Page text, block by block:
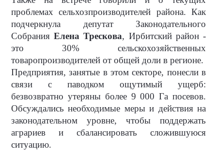
проблемах сельхозпроизводителей района. Как
подчеркнула депутат Законодательного
Собрания Елена Трескова, Ирбитский район -
это 30% сельскохозяйственных
товаропроизводителей от общей доли в регионе.
Предприятия, занятые в этом секторе, понесли в
связи с паводком ощутимый ущерб:
безвозвратно утеряны более 9 000 Га посевов.
Обсуждались необходимые меры и действия на
законодательном уровне, чтобы поддержать
аграриев и сбалансировать сложившуюся
ситуацию.